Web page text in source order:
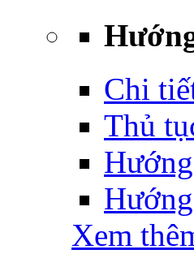
Chi
Thủ
Xem